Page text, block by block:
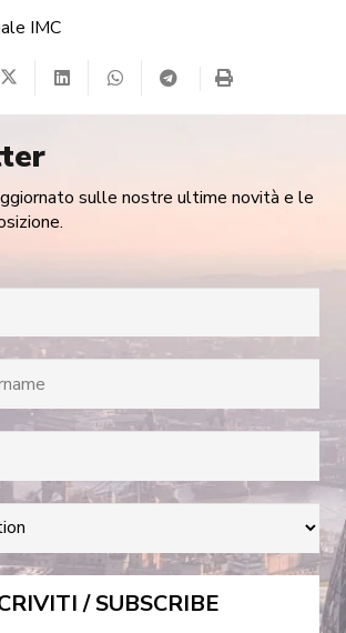
IMC
sulle nostre ultime novità e le